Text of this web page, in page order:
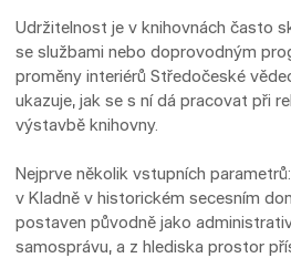
Udržitelnost je v knihovnách často
se službami nebo doprovodným
proměny interiérů Středočeské
ukazuje, jak se s ní dá pracovat při
výstavbě knihovny.
Nejprve několik vstupních
v Kladně v historickém secesním
postaven původně jako
samosprávu, a z hlediska prostor